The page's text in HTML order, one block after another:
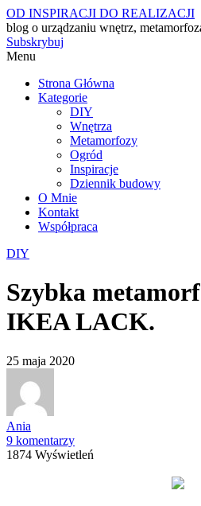
OD INSPIRACJI DO REALIZACJI
blog o urządzaniu wnętrz,
Subskrybuj
Menu
Strona Główna
Kategorie
DIY
Wnętrza
Metamorfozy
Ogród
Inspiracje
Dziennik budowy
O Mnie
Kontakt
Współpraca
DIY
Szybka
IKEA LACK.
25 maja 2020
Ania
9 komentarzy
1874 Wyświetleń